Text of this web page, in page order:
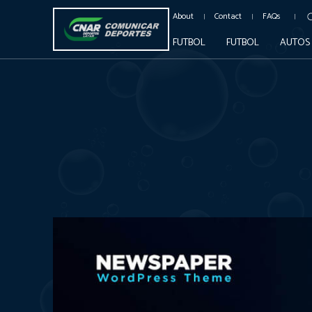
About Contact FAQs
FUTBOL FUTBOL AUTOS